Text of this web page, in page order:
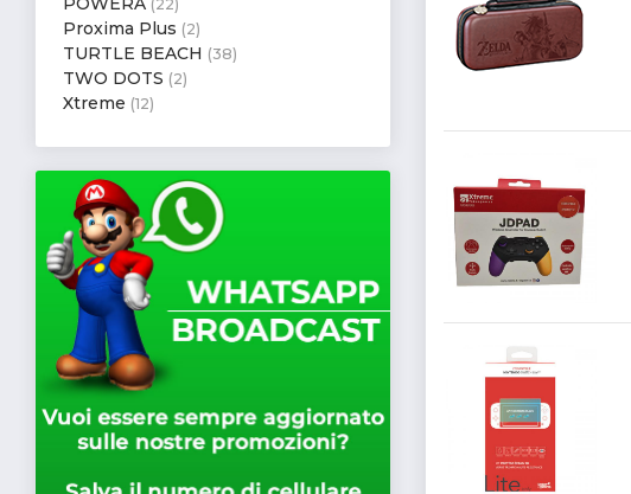
(22)
Proxima Plus (2)
TURTLE BEACH (38)
TWO DOTS (2)
Xtreme (12)